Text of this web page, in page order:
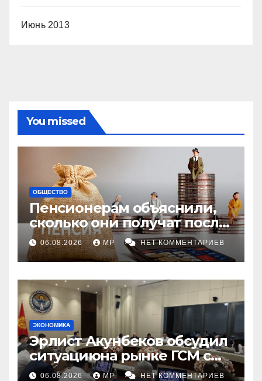
Июнь 2013
You missed
ОБЩЕСТВО
Пенсионерам объяснили,
сколько они получат после
индексации
06.08.2026 MP НЕТ КОММЕНТАРИЕВ
ЭКОНОМИКА
Эрлист Акунбеков обсудил
ситуациюна рынке ГСМ с
топливными компаниями
06.08.2026 MP НЕТ КОММЕНТАРИЕВ